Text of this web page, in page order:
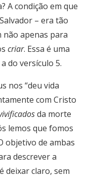
A condição em que
– era tão
não apenas para
criar. Essa é uma
do versículo 5.
nos “deu vida
com Cristo
da morte
lemos que fomos
objetivo de ambas
descrever a
deixar claro, sem